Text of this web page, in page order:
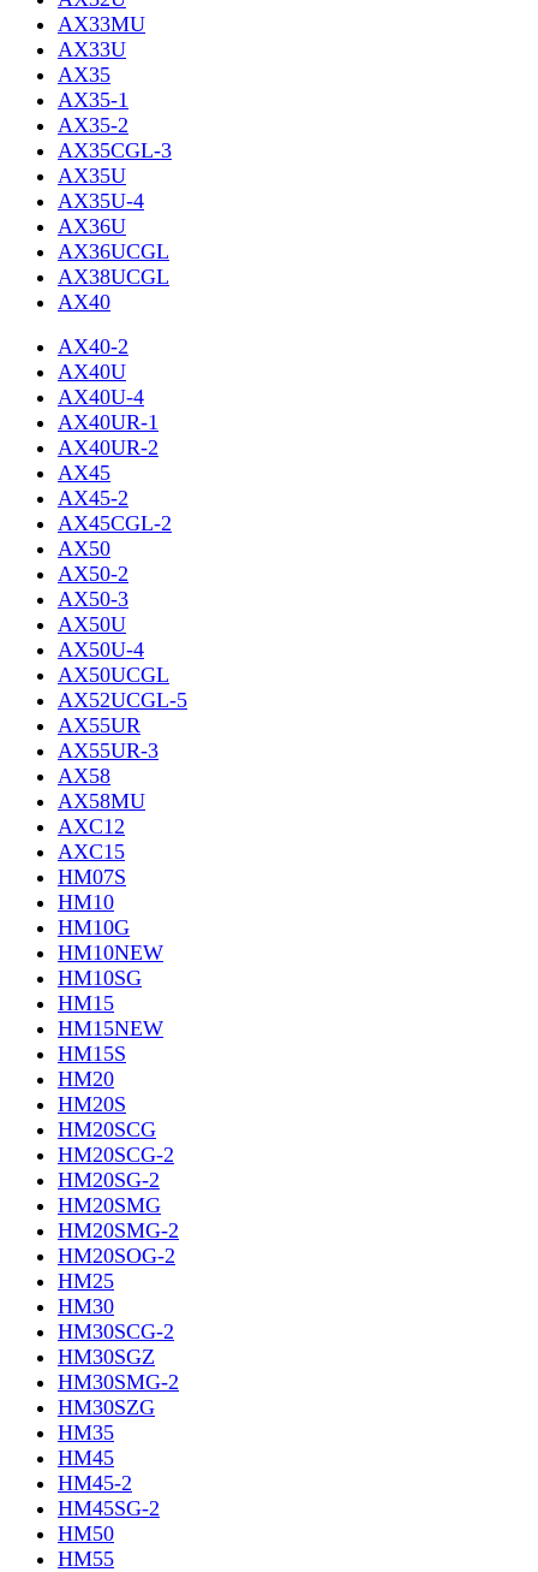
AX33MU
AX33U
AX35
AX35-1
AX35-2
AX35CGL-3
AX35U
AX35U-4
AX36U
AX36UCGL
AX38UCGL
AX40
AX40-2
AX40U
AX40U-4
AX40UR-1
AX40UR-2
AX45
AX45-2
AX45CGL-2
AX50
AX50-2
AX50-3
AX50U
AX50U-4
AX50UCGL
AX52UCGL-5
AX55UR
AX55UR-3
AX58
AX58MU
AXC12
AXC15
HM07S
HM10
HM10G
HM10NEW
HM10SG
HM15
HM15NEW
HM15S
HM20
HM20S
HM20SCG
HM20SCG-2
HM20SG-2
HM20SMG
HM20SMG-2
HM20SOG-2
HM25
HM30
HM30SCG-2
HM30SGZ
HM30SMG-2
HM30SZG
HM35
HM45
HM45-2
HM45SG-2
HM50
HM55